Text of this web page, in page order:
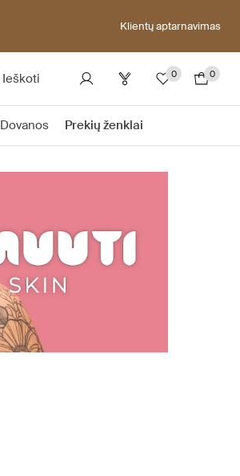
Klientų aptarnavimas
Ieškoti 0 0
Dovanos Prekių ženklai